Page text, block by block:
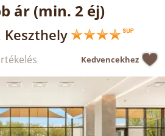
ár (min. 2 éj)
Keszthely
Kedvencekhez